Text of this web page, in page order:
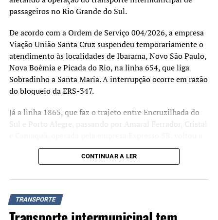
passageiros no Rio Grande do Sul.
De acordo com a Ordem de Serviço 004/2026, a empresa
Viação União Santa Cruz suspendeu temporariamente o
atendimento às localidades de Ibarama, Novo São Paulo,
Nova Boêmia e Picada do Rio, na linha 654, que liga
Sobradinho a Santa Maria. A interrupção ocorre em razão
do bloqueio da ERS-347.
Já a linha 1865, que faz o trajeto entre Encruzilhada do
Sul e Porto Alegre, passando por Amaral Ferrador, Cristal
funcionar normalmente. Na última semana, os horários
das 5h e das 14h haviam sido suspensos
eventos meteorológicos na região.
A Defesa Civil do Estado orienta que a população
acompanhe os alertas, avisos e informações sobre as
CONTINUAR A LER
TRANSPORTE